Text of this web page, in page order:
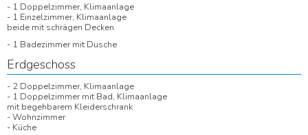
- 1 Doppelzimmer, Klimaanlage
- 1 Einzelzimmer, Klimaanlage
beide mit schrägen Decken
- 1 Badezimmer mit Dusche
Erdgeschoss
- 2 Doppelzimmer, Klimaanlage
- 1 Doppelzimmer mit Bad, Klimaanlage
mit begehbarem Kleiderschrank
- Wohnzimmer
- Küche